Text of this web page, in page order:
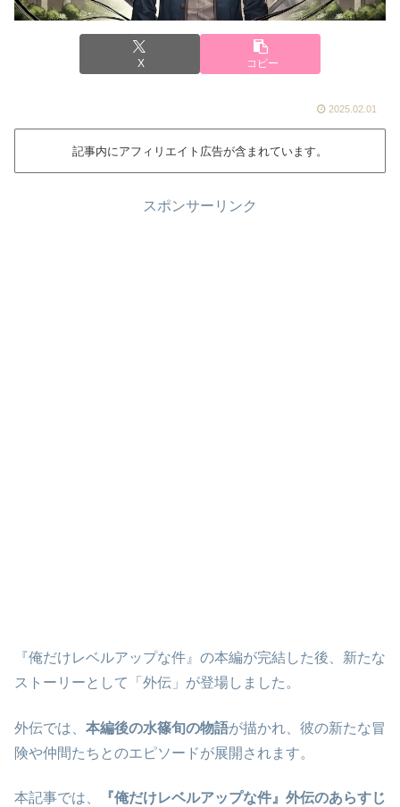
X コピー
2025.02.01
記事内にアフィリエイト広告が含まれています。
スポンサーリンク
『俺だけレベルアップな件』の本編が完結した後、新たな
ストーリーとして「外伝」が登場しました。
外伝では、 本編後の水篠旬の物語が描かれ、彼の新たな冒
険や仲間たちとのエピソードが展開されます。
本記事では、
『俺だけレベルアップな件』外伝のあらすじ